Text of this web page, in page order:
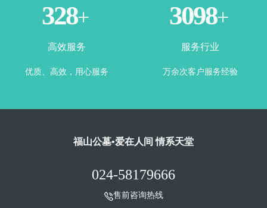
365+
高效服务
优质、高效，用心服务
3500+
服务行业
万余次客户服务经验
福山公墓•爱在人间 情系天堂
024-58179666
售前咨询热线